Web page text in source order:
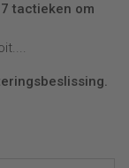
tactieken om